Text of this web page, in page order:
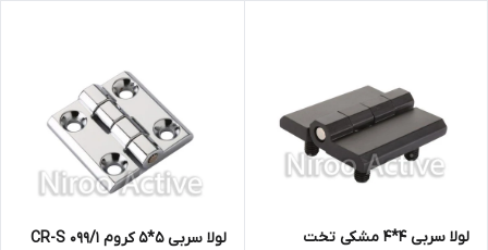
لولا سربی ۴*۴ مشکی تخت
لولا سربی ۵*۵ کروم ۰۹۹/۱ CR-S